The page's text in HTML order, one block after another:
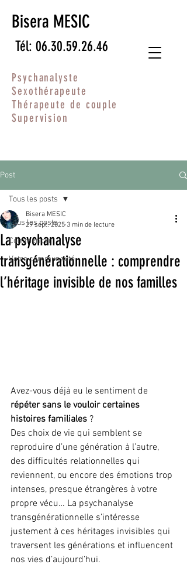
Bisera MESIC
Psychanalyste
Sexothérapeute
Thérapeute de couple
Supervision
Tél: 06.30.59.26.46
Post
Tous les posts
Commencer
Votre communauté
Tous les posts
La psychanalyse
transgénérationnelle : comprendre
l’héritage invisible de nos familles
Bisera MESIC
29 sept. 2025 3 min de lecture
Avez-vous déjà eu le sentiment de
répéter sans le vouloir certaines
histoires familiales ?
Des choix de vie qui semblent se
reproduire d’une génération à l’autre,
des difficultés relationnelles qui
reviennent, ou encore des émotions trop
intenses, presque étrangères à votre
propre vécu… La psychanalyse
transgénérationnelle s’intéresse
justement à ces héritages invisibles qui
traversent les générations et influencent
nos vies d’aujourd’hui.